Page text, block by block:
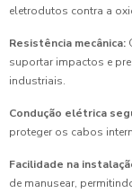
eletrodutos contra a
Resistência mecânica:
suportar impactos e
industriais.
Condução elétrica
proteger os cabos
Facilidade na
de manusear,